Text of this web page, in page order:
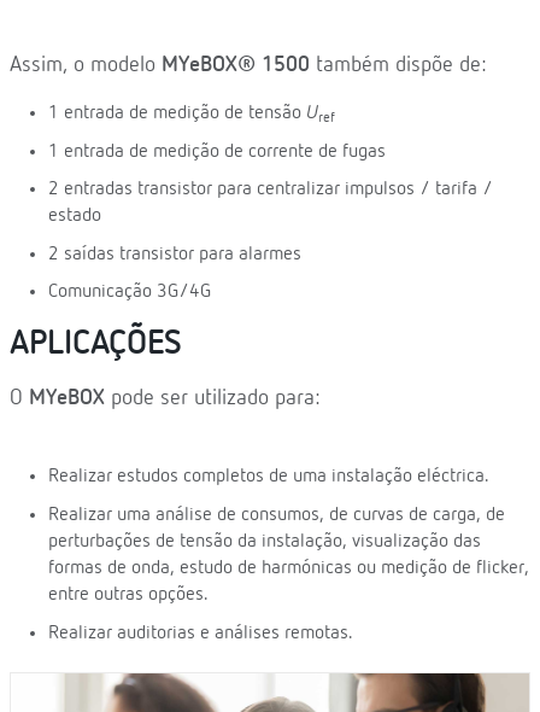
Assim, o modelo MYeBOX® 1500 também dispõe de:
1 entrada de medição de tensão Uref
1 entrada de medição de corrente de fugas
2 entradas transistor para centralizar impulsos / tarifa /
estado
2 saídas transistor para alarmes
Comunicação 3G/4G
APLICAÇÕES
O MYeBOX pode ser utilizado para:
Realizar estudos completos de uma instalação eléctrica.
Realizar uma análise de consumos, de curvas de carga, de
perturbações de tensão da instalação, visualização das
formas de onda, estudo de harmónicas ou medição de flicker,
entre outras opções.
Realizar auditorias e análises remotas.